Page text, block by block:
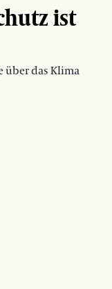
ist
über das Klima